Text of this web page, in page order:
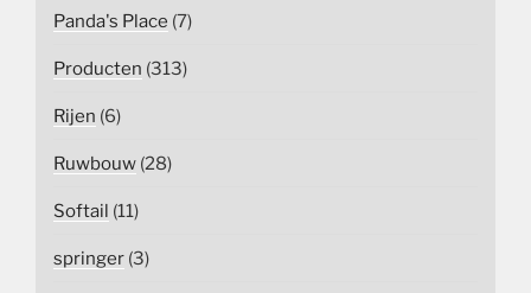
Panda's Place (7)
Producten (313)
Rijen (6)
Ruwbouw (28)
Softail (11)
springer (3)